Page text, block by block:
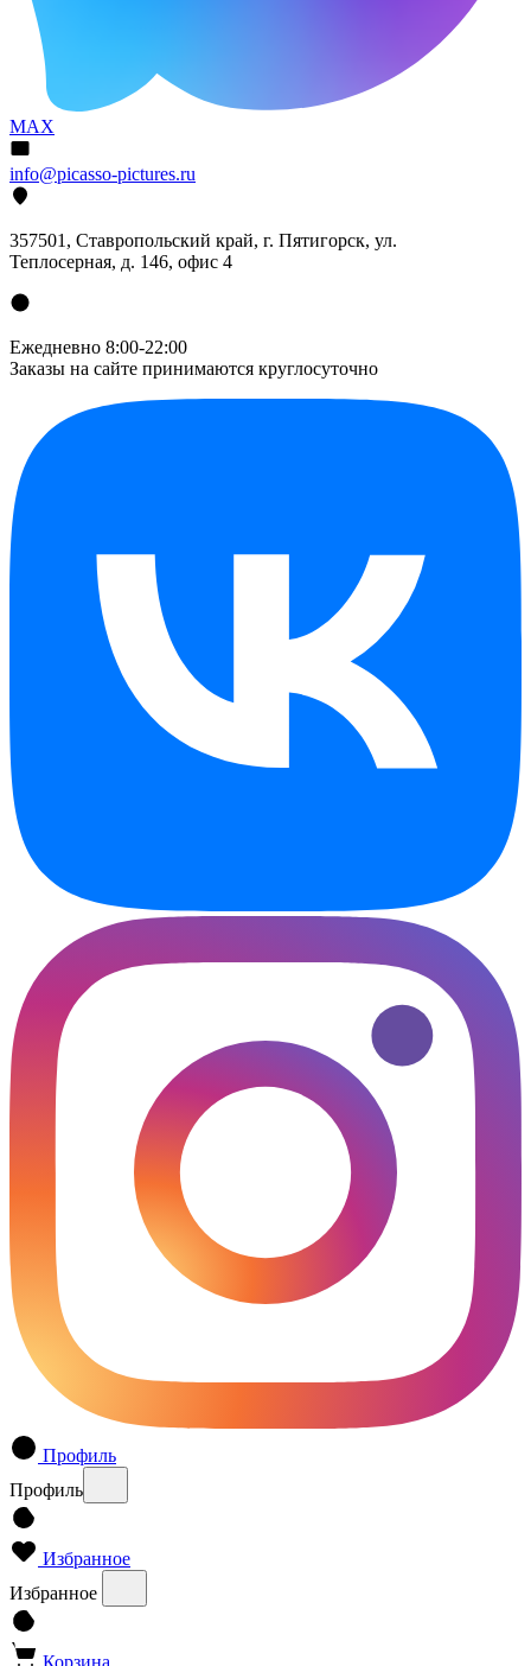
MAX
info@picasso-pictures.ru
357501, Ставропольский край, г. Пятигорск, ул.
Теплосерная, д. 146, офис 4
Ежедневно 8:00-22:00
Заказы на сайте принимаются круглосуточно
Профиль
Профиль
Избранное
Избранное